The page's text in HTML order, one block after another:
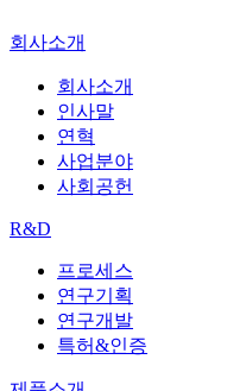
회사소개
회사소개
인사말
연혁
사업분야
사회공헌
R&D
프로세스
연구기획
연구개발
특허&인증